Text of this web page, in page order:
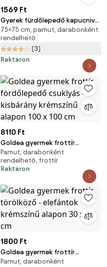
1569 Ft
Gyerek fürdőlepedő kapucnival
MILO 75x75 cm, bézs
75×75 cm, pamut, darabonként
rendelhető
(3)
Raktáron
8110 Ft
Goldea gyermek frottír
fördőlepedő csuklyás -
kisbárány krémszínű alapon 100
x 100 cm
Pamut, darabonként
rendelhető, frottír
Raktáron
1800 Ft
Goldea gyermek frottír
törölköző - elefántok
Pamut, darabonként